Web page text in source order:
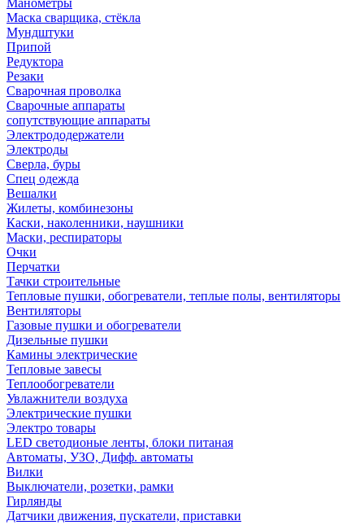
Манометры
Маска сварщика, стёкла
Мундштуки
Припой
Редуктора
Резаки
Сварочная проволка
Сварочные аппараты
сопутствующие аппараты
Электрододержатели
Электроды
Сверла, буры
Спец одежда
Вешалки
Жилеты, комбинезоны
Каски, наколенники, наушники
Маски, респираторы
Очки
Перчатки
Тачки строительные
Тепловые пушки, обогреватели, теплые полы, вентиляторы
Вентиляторы
Газовые пушки и обогреватели
Дизельные пушки
Камины электрические
Тепловые завесы
Теплообогреватели
Увлажнители воздуха
Электрические пушки
Электро товары
LED светодионые ленты, блоки питаная
Автоматы, УЗО, Дифф. автоматы
Вилки
Выключатели, розетки, рамки
Гирлянды
Датчики движения, пускатели, приставки